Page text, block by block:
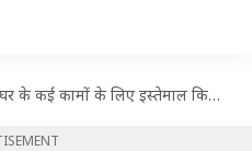
घर के कई कामों के लिए इस्तेमाल किया जा सकता है टी ट्री ऑयल, जानिए कैसे